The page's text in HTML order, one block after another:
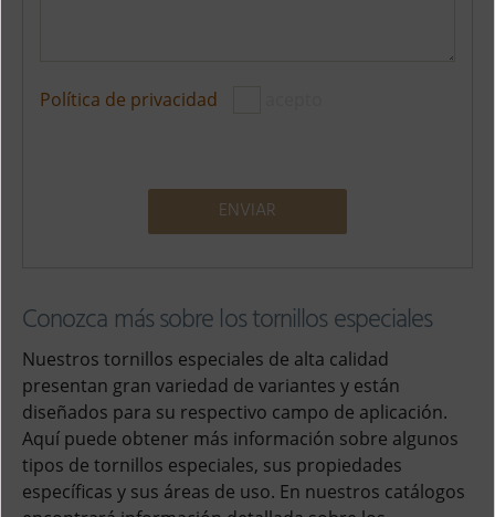
Política de privacidad
t
r
n
a
t
i
v
Conozca más sobre los tornillos especiales
Nuestros tornillos especiales de alta calidad
presentan gran variedad de variantes y están
diseñados para su respectivo campo de aplicación.
Aquí puede obtener más información sobre algunos
tipos de tornillos especiales, sus propiedades
específicas y sus áreas de uso. En nuestros catálogos